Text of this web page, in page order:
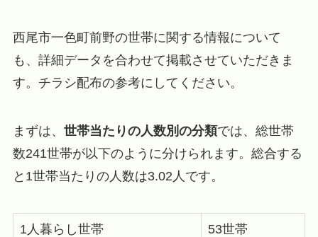
西尾市一色町前野の世帯に関する情報について
も、詳細データを合わせて掲載させていただきま
す。チラシ配布の参考にしてください。
まずは、 世帯当たりの人数別の分類では、総世帯
数241世帯が以下のように分けられます。総合する
と1世帯当たりの人数は3.02人です。
1人暮らし世帯 53世帯